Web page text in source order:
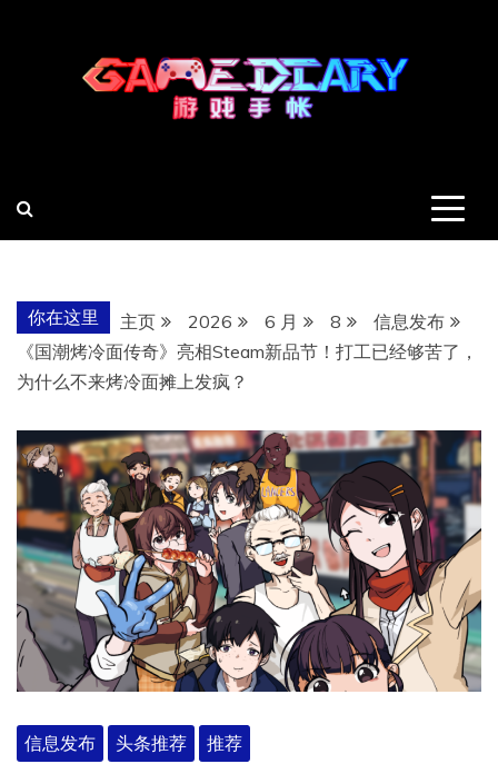
你在这里 主页 2026 6 月 8
信息发布
《国潮烤冷面传奇》亮相Steam新品节！打工已经够苦了，
为什么不来烤冷面摊上发疯？
信息发布 头条推荐 推荐